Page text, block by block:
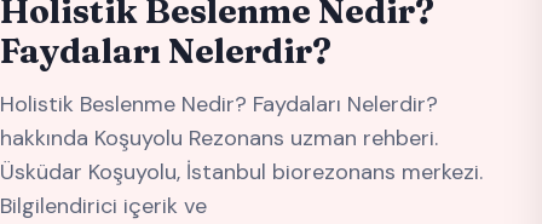
Holistik Beslenme Nedir?
Faydaları Nelerdir?
Holistik Beslenme Nedir? Faydaları Nelerdir?
hakkında Koşuyolu Rezonans uzman rehberi.
Üsküdar Koşuyolu, İstanbul biorezonans merkezi.
Bilgilendirici içerik ve